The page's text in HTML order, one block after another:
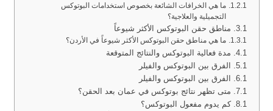
ما هي الخرافات الشائعة بخصوص استخدامات البوتوكس
التجميلية والعلاجية؟
مناطق حقن البوتوكس الأكثر شيوعاً
ما هي مناطق حقن البوتوكس الأكثر شيوعاً في الأردن؟
مدة فعالية البوتوكس والنتائج المتوقعة
الفرق بين البوتوكس والفيلر
الفرق بين البوتوكس والفيلر
متى تظهر نتائج بوتوكس في عمان بعد الحقن؟
كم يدوم مفعول البوتوكس؟